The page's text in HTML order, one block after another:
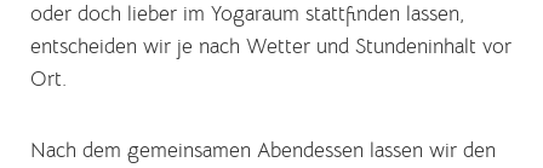
oder doch lieber im Yogaraum stattfinden lassen,
entscheiden wir je nach Wetter und Stundeninhalt vor
Ort.
Nach dem gemeinsamen Abendessen lassen wir den